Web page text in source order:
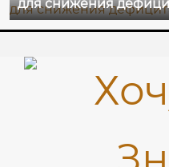
для снижения